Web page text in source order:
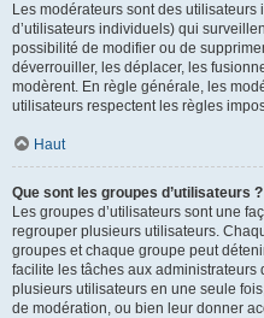
Les modérateurs sont des
d’utilisateurs individuels) qui
possibilité de modifier ou de
déverrouiller, les déplacer, les
modèrent. En règle générale, les
utilisateurs respectent les règles
Haut
Que sont les groupes d’utilisateurs ?
Les groupes d’utilisateurs sont une
regrouper plusieurs utilisateurs.
groupes et chaque groupe peut
facilite les tâches aux
plusieurs utilisateurs en une seule
de modération, ou bien leur donner